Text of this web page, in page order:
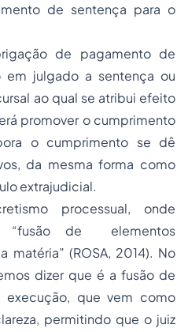
de sentença para o
de pagamento de
em julgado a sentença ou
ao qual se atribui efeito
promover o cumprimento
o cumprimento se dê
da mesma forma como
extrajudicial.
processual, onde
“fusão de elementos
matéria” (ROSA, 2014). No
dizer que é a fusão de
que vem como
permitindo que o juiz